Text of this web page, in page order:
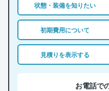
状態・装備を知りたい
初期費用について
見積りを表示する
お電話で